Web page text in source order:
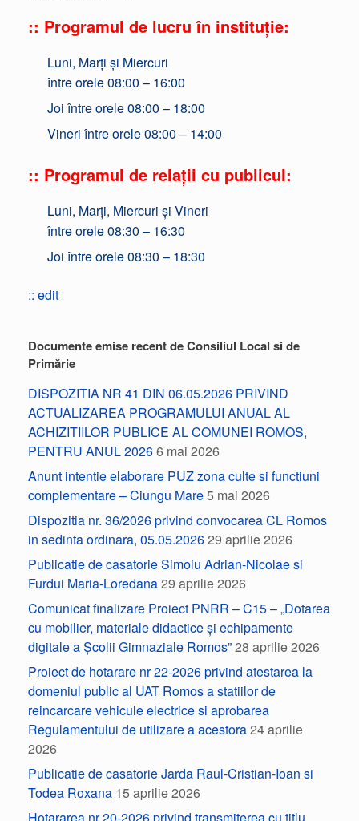
:: Programul de lucru în instituție:
Luni, Marți și Miercuri
între orele 08:00 – 16:00
Joi între orele 08:00 – 18:00
Vineri între orele 08:00 – 14:00
:: Programul de relații cu publicul:
Luni, Marți, Miercuri și Vineri
între orele 08:30 – 16:30
Joi între orele 08:30 – 18:30
:: edit
Documente emise recent de Consiliul Local si de
Primărie
DISPOZITIA NR 41 DIN 06.05.2026 PRIVIND
ACTUALIZAREA PROGRAMULUI ANUAL AL
ACHIZITIILOR PUBLICE AL COMUNEI ROMOS,
PENTRU ANUL 20266 mai 2026
Anunt intentie elaborare PUZ zona culte si functiuni
complementare – Ciungu Mare5 mai 2026
Dispozitia nr. 36/2026 privind convocarea CL Romos
in sedinta ordinara, 05.05.202629 aprilie 2026
Publicatie de casatorie Simoiu Adrian-Nicolae si
Furdui Maria-Loredana29 aprilie 2026
Comunicat finalizare Proiect PNRR – C15 – „Dotarea
cu mobilier, materiale didactice și echipamente
digitale a Școlii Gimnaziale Romos”28 aprilie 2026
Proiect de hotarare nr 22-2026 privind atestarea la
domeniul public al UAT Romos a statiilor de
reincarcare vehicule electrice si aprobarea
Regulamentului de utilizare a acestora24 aprilie
2026
Publicatie de casatorie Jarda Raul-Cristian-Ioan si
Todea Roxana 15 aprilie 2026